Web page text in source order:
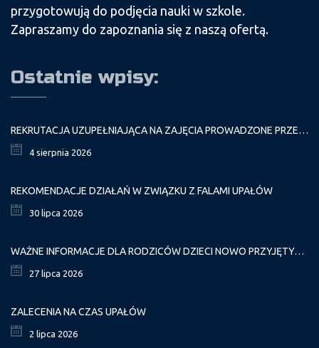
przygotowują do podjęcia nauki w szkole.
Zapraszamy do zapoznania się z naszą ofertą.
Ostatnie wpisy:
REKRUTACJA UZUPEŁNIAJĄCA NA ZAJĘCIA PROWADZONE PRZEZ PAŁAC MŁODZIEŻY W ROKU SZKOLNYM 2026/2027
4 sierpnia 2026
REKOMENDACJE DZIAŁAŃ W ZWIĄZKU Z FALAMI UPAŁÓW
30 lipca 2026
WAŻNE INFORMACJE DLA RODZICÓW DZIECI NOWO PRZYJĘTYCH GR. I
27 lipca 2026
ZALECENIA NA CZAS UPAŁÓW
2 lipca 2026